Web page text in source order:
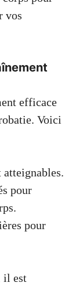
vos
efficace
Voici
pour
pour
il est